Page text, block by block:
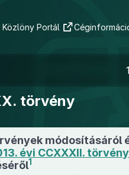
Közlöny Portál
törvény
módosításáról
évi CCXXXII. törvény
1